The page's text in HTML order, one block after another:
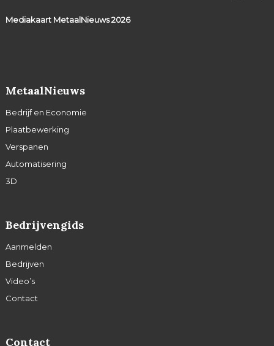
Mediakaart MetaalNieuws2026
MetaalNieuws
Bedrijf en Economie
Plaatbewerking
Verspanen
Automatisering
3D
Bedrijvengids
Aanmelden
Bedrijven
Video’s
Contact
Contact